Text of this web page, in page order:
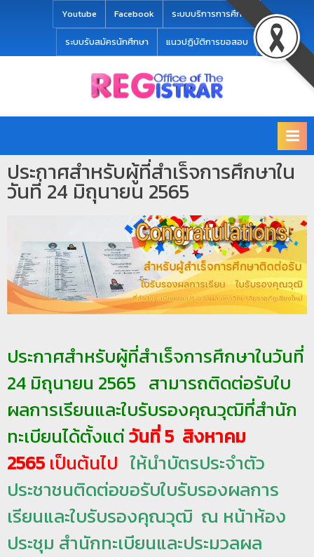
Youtube Facebook ระบบบริการการศึกษา
ระบบรับสมัครนักศึกษา แนวปฏิบัติการขอสอบ
นั
ท
ะ
บี
ย
น
แ
ล
ะ
ร
ม
ว
ล
ล
ม
า
วิ
the
mai
Rajabhat
ประกาศสำหรับผู้ที่สำเร็จการศึกษาใน
วันที่ 24 มิถุนายน 2565
ประกาศสำหรับผู้ที่สำเร็จการศึกษาในวันที่
24 มิถุนายน 2565 สามารถติดต่อรับใบ
ผลการเรียนและใบรับรองคุณวุฒิที่สำนัก
ทะเบียนได้ตั้งแต่วันที่ 5 สิงหาคม
2565 เป็นต้นไป ให้นำบัตรประจำตัว
ประชาชนติดต่อขอรับใบรับรองผลการ
เรียนและใบรับรองคุณวุฒิ ณ หน้าห้อง
ประชุม สำนักทะเบียนและประมวลผล
modal-check